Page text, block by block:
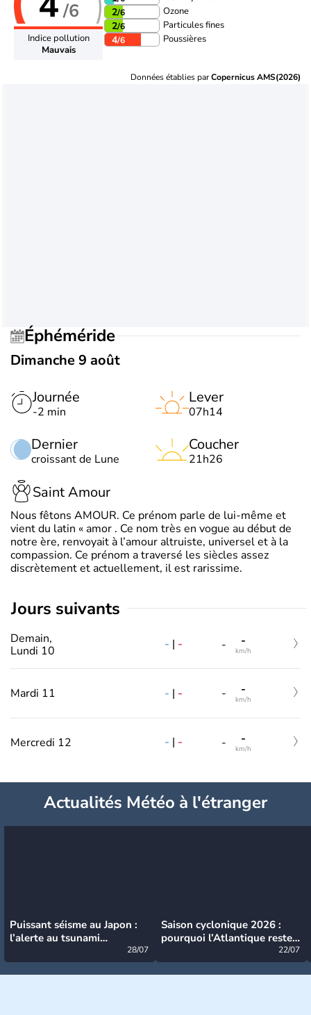
/6
Indice pollution
Mauvais
2/6 Ozone
2/6 Particules fines
4/6 Poussières
Données établies parCopernicus AMS(2026)
Éphéméride
Dimanche 9 août
Journée
-2 min
Dernier
croissant de Lune
Lever
07h14
Coucher
21h26
Saint Amour
Nous fêtons AMOUR. Ce prénom parle de lui-même et
vient du latin « amor . Ce nom très en vogue au début de
notre ère, renvoyait à l’amour altruiste, universel et à la
compassion. Ce prénom a traversé les siècles assez
discrètement et actuellement, il est rarissime.
jours suivants
Demain,
Lundi 10
- | - - -
km/h
Mardi 11 - | - - -
km/h
Mercredi 12 - | - - -
km/h
Actualités Météo à l'étranger
Puissant séisme au Japon :
l’alerte au tsunami
28/07
Saison cyclonique 2026 :
pourquoi l’Atlantique reste
22/07